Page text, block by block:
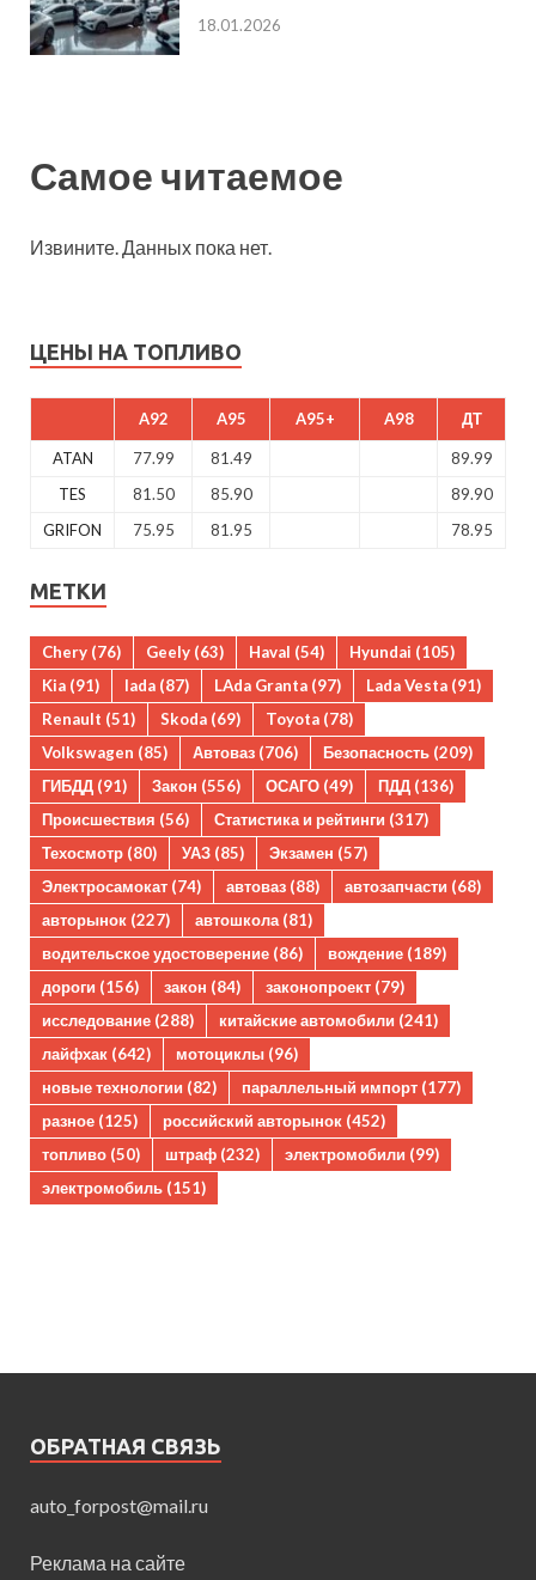
18.01.2026
Самое читаемое
Извините. Данных пока нет.
ЦЕНЫ НА ТОПЛИВО
A92 A95 A95+ A98 ДТ
ATAN 77.99 81.49
89.99
TES
81.50 85.90
89.90
GRIFON
75.95 81.95 78.95
МЕТКИ
Chery (76) Geely (63) Haval (54) Hyundai (105)
Kia (91) lada (87) LAda Granta (97) Lada Vesta (91)
Renault (51) Skoda (69) Toyota (78)
Volkswagen (85) Автоваз (706) Безопасность (209)
ГИБДД (91) Закон (556) ОСАГО (49) ПДД (136)
Происшествия (56) Статистика и рейтинги (317)
Техосмотр (80) УАЗ (85) Экзамен (57)
Электросамокат (74) автоваз (88) автозапчасти (68)
авторынок (227) автошкола(81)
водительское удостоверение (86) вождение (189)
дороги (156) закон (84) законопроект (79)
исследование (288) китайские автомобили (241)
лайфхак (642) мотоциклы (96)
новые технологии (82) параллельный импорт (177)
разное (125) российский авторынок (452)
топливо (50) штраф (232) электромобили (99)
электромобиль (151)
ОБРАТНАЯ СВЯЗЬ
auto_forpost@mail.ru
Реклама на сайте